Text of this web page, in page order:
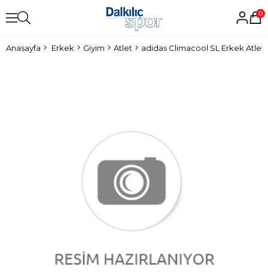
0
Anasayfa Erkek Giyim Atlet adidas Climacool SL Erkek Atlet